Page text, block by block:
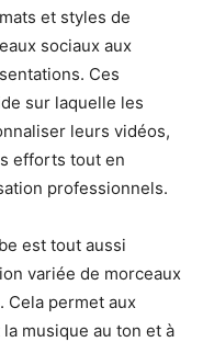
et styles de
sociaux aux
Ces
sur laquelle les
leurs vidéos,
efforts tout en
professionnels.
est tout aussi
variée de morceaux
Cela permet aux
musique au ton et à